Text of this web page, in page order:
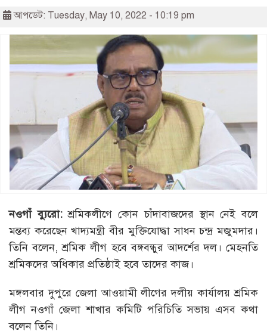
আপডেট: Tuesday, May 10, 2022 - 10:19 pm
নওগাঁ ব্যুরো:শ্রমিকলীগে কোন চাঁদাবাজদের স্থান নেই বলে
মন্তব্য করেছেন খাদ্যমন্ত্রী বীর মুক্তিযোদ্ধা সাধন চন্দ্র মজুমদার।
তিনি বলেন, শ্রমিক লীগ হবে বঙ্গবন্ধুর আদর্শের দল। মেহনতি
শ্রমিকদের অধিকার প্রতিষ্ঠাই হবে তাদের কাজ।
মঙ্গলবার দুপুরে জেলা আওয়ামী লীগের দলীয় কার্যালয় শ্রমিক
লীগ নওগাঁ জেলা শাখার কমিটি পরিচিতি সভায় এসব কথা
বলেন তিনি।